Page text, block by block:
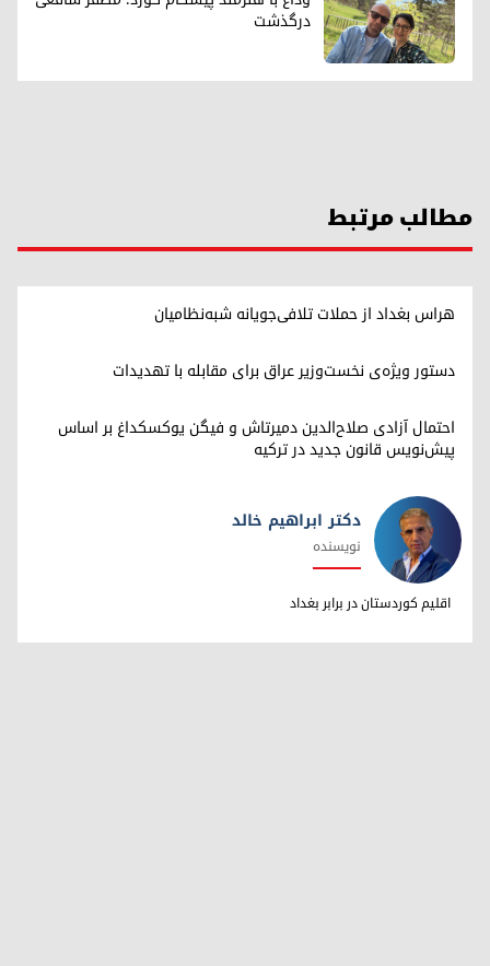
درگذشت
مطالب مرتبط
هراس بغداد از حملات تلافی‌جویانه شبه‌نظامیان
دستور ویژه‌ی نخست‌وزیر عراق برای مقابله با تهدیدات
احتمال آزادی صلاح‌الدین دمیرتاش و فیگن یوکسکداغ بر اساس
پیش‌نویس قانون جدید در ترکیه
دکتر ابراهیم خالد
دکتر ابراهیم خالد
نویسنده
اقلیم کوردستان در برابر بغداد